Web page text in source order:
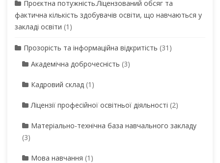
Проєктна потужність.Ліцензований обсяг та
фактична кількість здобувачів освіти, що навчаються у
закладі освіти (1)
Прозорість та інформаційна відкритість (31)
Академічна доброчесність (3)
Кадровий склад (1)
Ліцензії професійної освітньої діяльності (2)
Матеріально-технічна база навчального закладу
(3)
Мова навчання (1)